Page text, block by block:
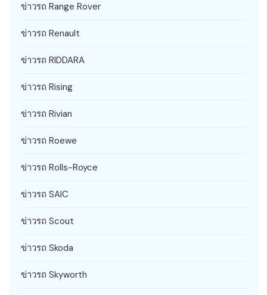
ข่าวรถ Range Rover
ข่าวรถ Renault
ข่าวรถ RIDDARA
ข่าวรถ Rising
ข่าวรถ Rivian
ข่าวรถ Roewe
ข่าวรถ Rolls-Royce
ข่าวรถ SAIC
ข่าวรถ Scout
ข่าวรถ Skoda
ข่าวรถ Skyworth